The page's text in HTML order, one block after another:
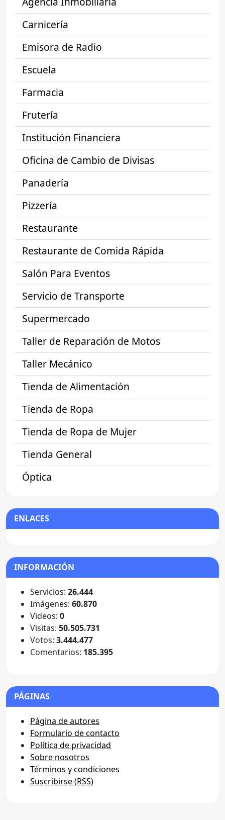
Carnicería
Emisora de Radio
Escuela
Farmacia
Frutería
Institución Financiera
Oficina de Cambio de Divisas
Panadería
Pizzería
Restaurante
Restaurante de Comida Rápida
Salón Para Eventos
Servicio de Transporte
Supermercado
Taller de Reparación de Motos
Taller Mecánico
Tienda de Alimentación
Tienda de Ropa
Tienda de Ropa de Mujer
Tienda General
Óptica
ENLACES
INFORMACIÓN
Servicios: 26.444
Imágenes: 60.870
Videos: 0
Visitas: 50.505.731
Votos: 3.444.477
Comentarios: 185.395
PÁGINAS
Página de autores
Formulario de contacto
Política de privacidad
Sobre nosotros
Términos y condiciones
Suscribirse (RSS)